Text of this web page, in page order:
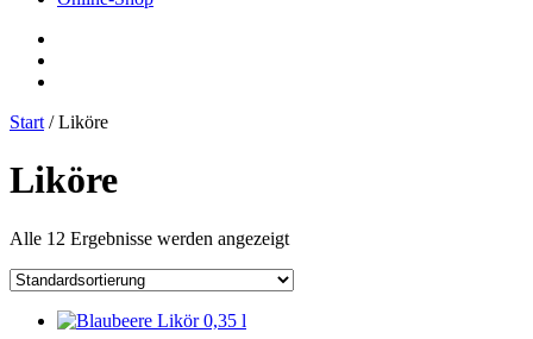
Start / Liköre
Liköre
Alle 12 Ergebnisse werden angezeigt